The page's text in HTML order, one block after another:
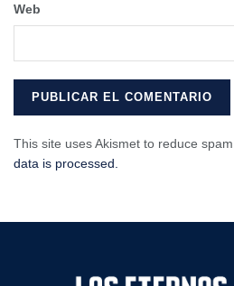
Web
This site uses Akismet to reduce spam.
data is processed.